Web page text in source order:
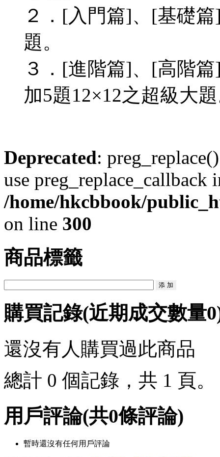
２．[入門篇]、[基礎
題。
３．[進階篇]、[高階
加5題12×12之超級大
Deprecated:
use preg_replace_callback
/home/hkcbbook/
on line 300
商品標籤
購買記錄(近期成交數量0
還沒有人購買過此商品
總計 0 個記錄，共 1 頁。
用戶評論(共0條評論)
暫時還沒有任何用戶評論